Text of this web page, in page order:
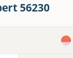
56230